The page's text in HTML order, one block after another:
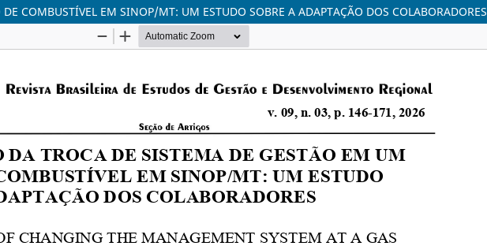
COMBUSTÍVEL EM SINOP/MT: UM ESTUDO SOBRE A ADAPTAÇÃO DOS COLABORADORES